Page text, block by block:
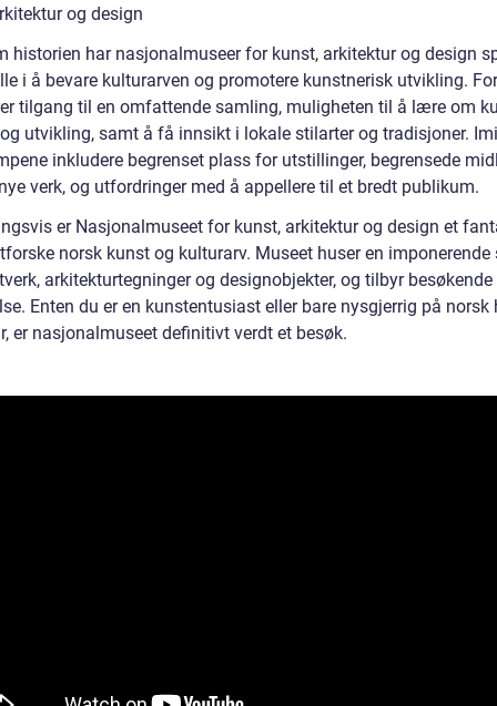
og design
historien har nasjonalmuseer for kunst, arkitektur og design
i å bevare kulturarven og promotere kunstnerisk utvikling.
tilgang til en omfattende samling, muligheten til å lære om
utvikling, samt å få innsikt i lokale stilarter og tradisjoner.
inkludere begrenset plass for utstillinger, begrensede
verk, og utfordringer med å appellere til et bredt publikum.
er Nasjonalmuseet for kunst, arkitektur og design et
norsk kunst og kulturarv. Museet huser en
arkitekturtegninger og designobjekter, og tilbyr
Enten du er en kunstentusiast eller bare nysgjerrig på norsk
er nasjonalmuseet definitivt verdt et besøk.